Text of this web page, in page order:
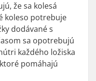
že sa kolesá
koleso potrebuje
dodávané s
sa opotrebujú
každého ložiska
pomáhajú